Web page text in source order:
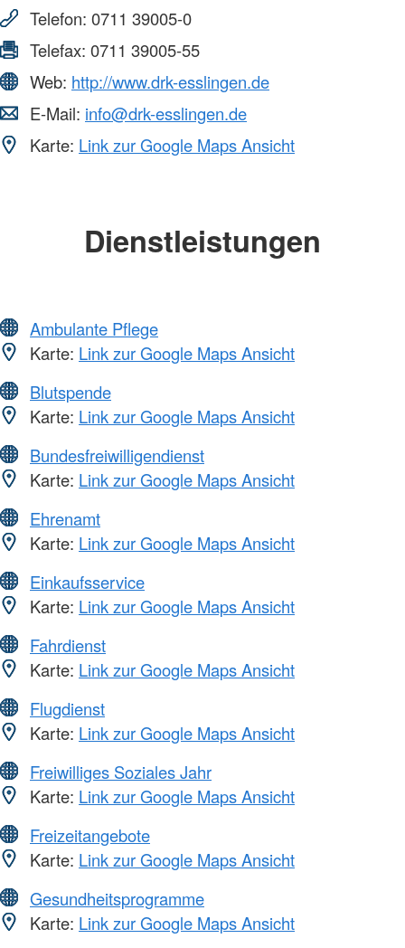
Telefon: 0711 39005-0
Telefax: 0711 39005-55
Web: http://www.drk-esslingen.de
E-Mail: info@drk-esslingen.de
Karte: Link zur Google Maps Ansicht
Dienstleistungen
Ambulante Pflege
Karte: Link zur Google Maps Ansicht
Blutspende
Karte: Link zur Google Maps Ansicht
Bundesfreiwilligendienst
Karte: Link zur Google Maps Ansicht
Ehrenamt
Karte: Link zur Google Maps Ansicht
Einkaufsservice
Karte: Link zur Google Maps Ansicht
Fahrdienst
Karte: Link zur Google Maps Ansicht
Flugdienst
Karte: Link zur Google Maps Ansicht
Freiwilliges Soziales Jahr
Karte: Link zur Google Maps Ansicht
Freizeitangebote
Karte: Link zur Google Maps Ansicht
Gesundheitsprogramme
Karte: Link zur Google Maps Ansicht